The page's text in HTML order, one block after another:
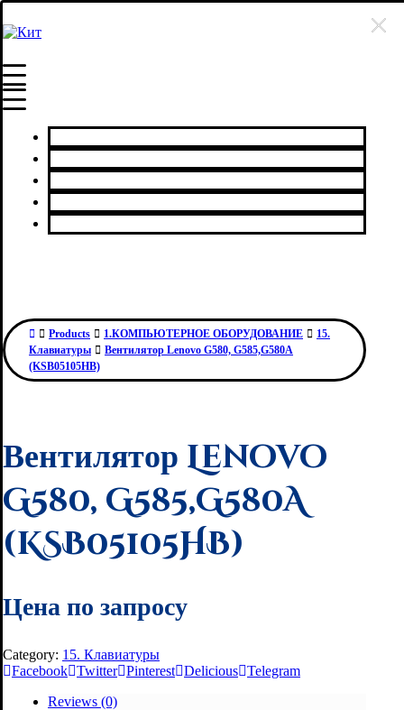
Products 1.КОМПЬЮТЕРНОЕ ОБОРУДОВАНИЕ
15.
Клавиатуры
Вентилятор Lenovo G580, G585,G580A
(KSB05105HB)
Вентилятор Lenovo
G580, G585,G580A
(KSB05105HB)
Цена по запросу
Category: 15. Клавиатуры
Facebook Twitter Pinterest Delicious Telegram
Reviews (0)